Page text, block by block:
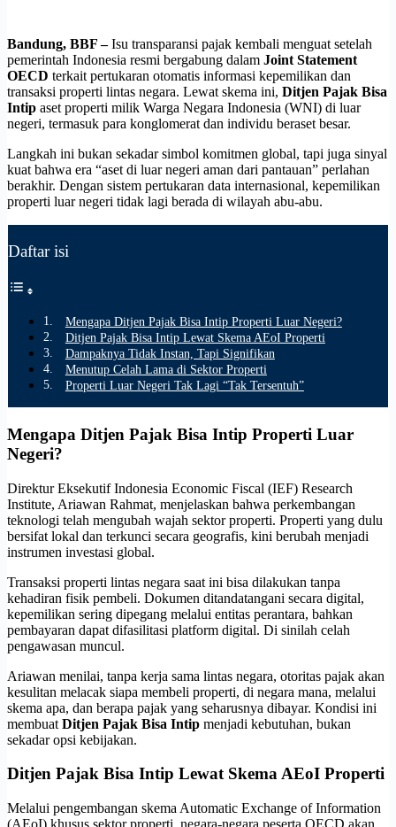
Bandung, BBF –Isu transparansi pajak kembali menguat setelah
pemerintah Indonesia resmi bergabung dalam Joint Statement
OECD terkait pertukaran otomatis informasi kepemilikan dan
transaksi properti lintas negara. Lewat skema ini, Ditjen Pajak Bisa
Intip aset properti milik Warga Negara Indonesia (WNI) di luar
negeri, termasuk para konglomerat dan individu beraset besar.
Langkah ini bukan sekadar simbol komitmen global, tapi juga sinyal
kuat bahwa era “aset di luar negeri aman dari pantauan” perlahan
berakhir. Dengan sistem pertukaran data internasional, kepemilikan
properti luar negeri tidak lagi berada di wilayah abu-abu.
Daftar isi
Mengapa Ditjen Pajak Bisa Intip Properti Luar Negeri?
Ditjen Pajak Bisa Intip Lewat Skema AEoI Properti
Dampaknya Tidak Instan, Tapi Signifikan
Menutup Celah Lama di Sektor Properti
Properti Luar Negeri Tak Lagi “Tak Tersentuh”
Mengapa Ditjen Pajak Bisa Intip Properti Luar
Negeri?
Direktur Eksekutif Indonesia Economic Fiscal (IEF) Research
Institute, Ariawan Rahmat, menjelaskan bahwa perkembangan
teknologi telah mengubah wajah sektor properti. Properti yang dulu
bersifat lokal dan terkunci secara geografis, kini berubah menjadi
instrumen investasi global.
Transaksi properti lintas negara saat ini bisa dilakukan tanpa
kehadiran fisik pembeli. Dokumen ditandatangani secara digital,
kepemilikan sering dipegang melalui entitas perantara, bahkan
pembayaran dapat difasilitasi platform digital. Di sinilah celah
pengawasan muncul.
Ariawan menilai, tanpa kerja sama lintas negara, otoritas pajak akan
kesulitan melacak siapa membeli properti, di negara mana, melalui
skema apa, dan berapa pajak yang seharusnya dibayar. Kondisi ini
membuat Ditjen Pajak Bisa Intip menjadi kebutuhan, bukan
sekadar opsi kebijakan.
Ditjen Pajak Bisa Intip Lewat Skema AEoI Properti
Melalui pengembangan skema Automatic Exchange of Information